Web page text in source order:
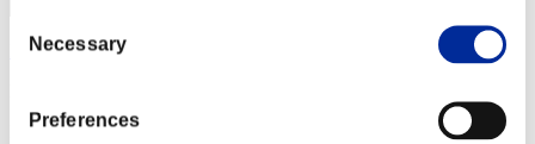
Selection
Necessary
Preferences
Dolphim
Posizione